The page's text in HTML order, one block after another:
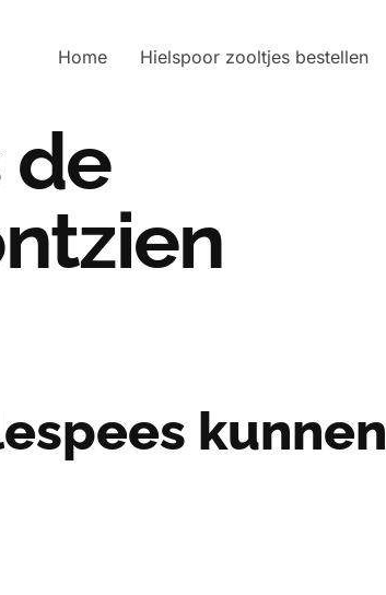
Home Hielspoor zooltjes bestellen
de
kunnen